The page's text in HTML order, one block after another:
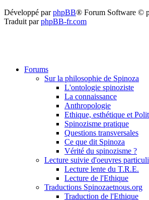
Développé parphpBB® Forum Software ©
Traduit parphpBB-fr.com
Forums
Sur la philosophie de Spinoza
L'ontologie spinoziste
La connaissance
Anthropologie
Ethique, esthétique et
Spinozisme pratique
Questions transversales
Ce que dit Spinoza
Vérité du spinozisme ?
Lecture suivie d'oeuvres
Lecture lente du T.R.E.
Lecture de l'Ethique
Traductions Spinozaetnous.org
Traduction de l'Ethique